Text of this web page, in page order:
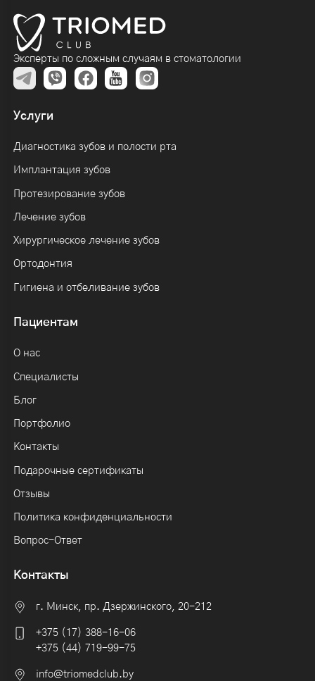
Эксперты по сложным случаям в стоматологии
Услуги
Диагностика зубов и полости рта
Имплантация зубов
Протезирование зубов
Лечение зубов
Хирургическое лечение зубов
Ортодонтия
Гигиена и отбеливание зубов
Пациентам
О нас
Специалисты
Блог
Портфолио
Контакты
Подарочные сертификаты
Отзывы
Политика конфиденциальности
Вопрос-Ответ
Контакты
г. Минск, пр. Дзержинского, 20-212
+375 (17) 388-16-06
+375 (44) 719-99-75
info@triomedclub.by